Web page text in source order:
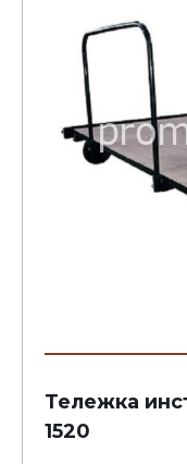
Тележка
1520